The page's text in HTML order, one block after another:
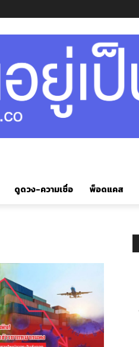
ดูดวง-ความเชื่อ พ็อดแคส